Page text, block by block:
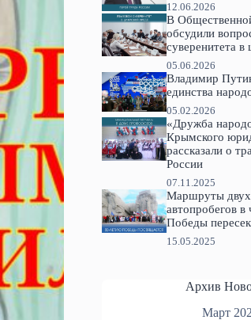
12.06.2026
В
обсудили
суверенитета в
05.06.2026
Владимир
единства
05.02.2026
«Дружба
Крымского
рассказали о
России
07.11.2025
Маршруты
автопробегов в
Победы
15.05.2025
Архив
Март